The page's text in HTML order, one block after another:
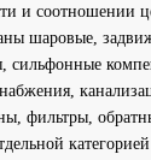
и соотношении
шаровые,
фильтры,
категорией